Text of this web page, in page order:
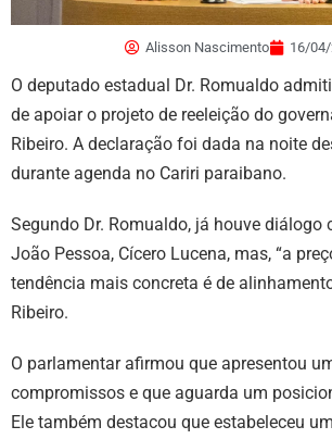
Alisson Nascimento 16/
O deputado estadual Dr. Romualdo
de apoiar o projeto de reeleição do
Ribeiro. A declaração foi dada na noite
durante agenda no Cariri paraibano.
Segundo Dr. Romualdo, já houve diálogo
João Pessoa, Cícero Lucena, mas, “a
tendência mais concreta é de
Ribeiro.
O parlamentar afirmou que apresentou
compromissos e que aguarda um
Ele também destacou que estabeleceu